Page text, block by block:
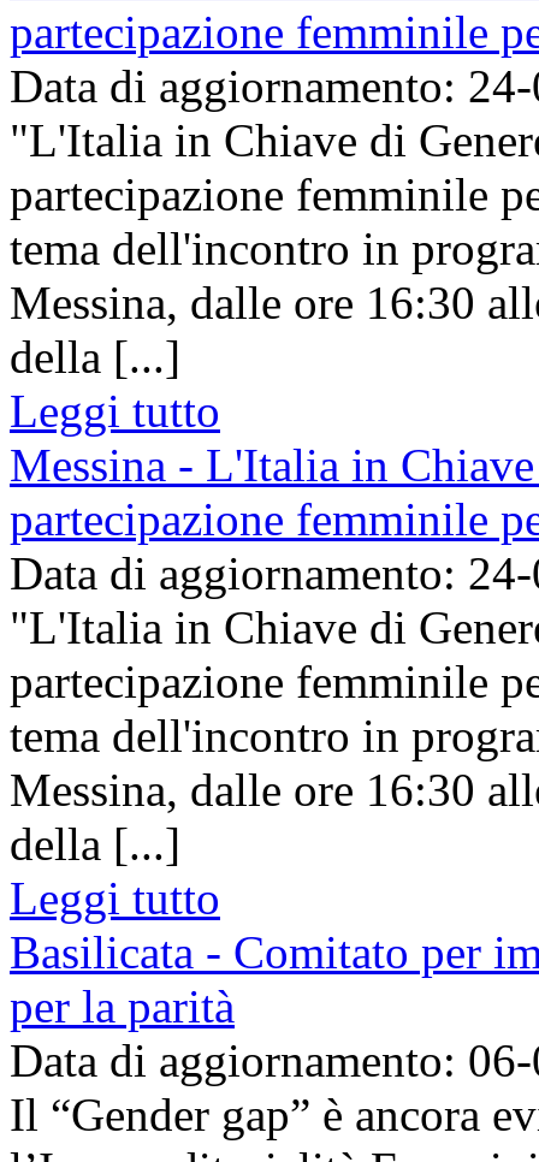
partecipazione femminile
Data di aggiornamento:
"L'Italia in Chiave di
partecipazione femminile
tema dell'incontro in
Messina, dalle ore 16:30
della [...]
Leggi tutto
Messina - L'Italia in
partecipazione femminile
Data di aggiornamento:
"L'Italia in Chiave di
partecipazione femminile
tema dell'incontro in
Messina, dalle ore 16:30
della [...]
Leggi tutto
Basilicata - Comitato per
per la parità
Data di aggiornamento:
Il “Gender gap” è ancora